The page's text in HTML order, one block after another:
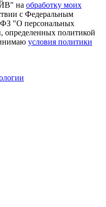
на обработку моих
с Федеральным
ФЗ "О персональных
определенных политикой
условия политики